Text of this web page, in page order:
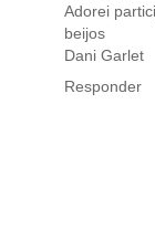
Adorei
beijos
Dani Garlet
Responder